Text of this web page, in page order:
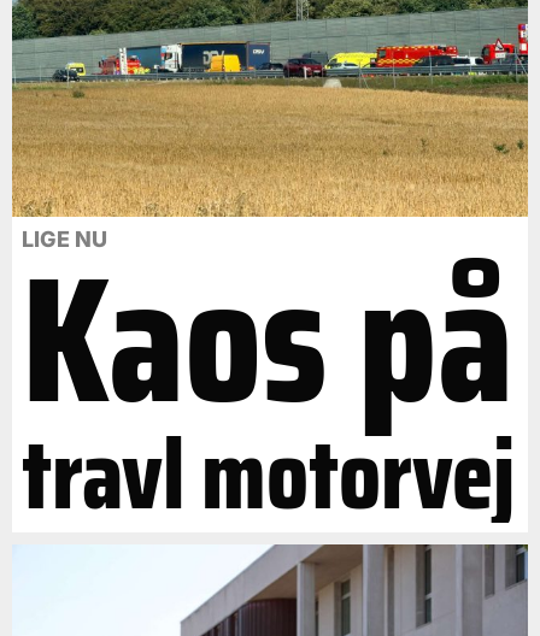
LIGE NU
Kaos på
travl motorvej